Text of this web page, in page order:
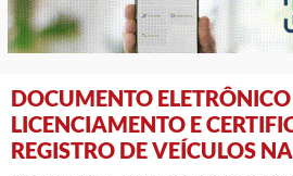
DOCUMENTO
LICENCIAMENTO E
REGISTRO DE VEÍCULOS